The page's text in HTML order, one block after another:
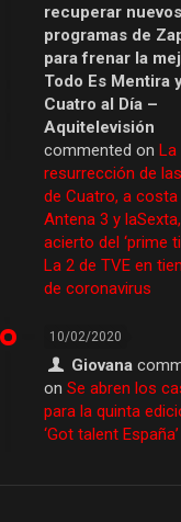
recuperar nuevos
programas de
para frenar la
Todo Es Mentira
Cuatro al Día –
Aquitelevisión
commented on La
resurrección de
de Cuatro, a costa
Antena 3 y
acierto del ‘prime
La 2 de TVE en
de coronavirus
10/02/2020
Giovana
on Se abren los
para la quinta
‘Got talent España’